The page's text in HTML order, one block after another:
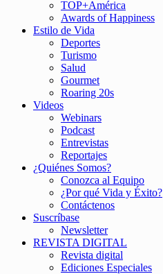
TOP+América
Awards of Happiness
Estilo de Vida
Deportes
Turismo
Salud
Gourmet
Roaring 20s
Videos
Webinars
Podcast
Entrevistas
Reportajes
¿Quiénes Somos?
Conozca al Equipo
¿Por qué Vida y Éxito?
Contáctenos
Suscríbase
Newsletter
REVISTA DIGITAL
Revista digital
Ediciones Especiales